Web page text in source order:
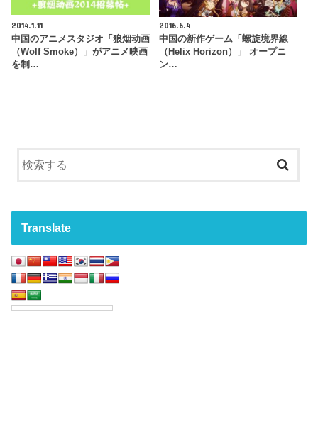
2014.1.11
中国のアニメスタジオ「狼烟动画
（Wolf Smoke）」がアニメ映画
を制…
2016.6.4
中国の新作ゲーム「螺旋境界線
（Helix Horizon）」 オープニ
ン…
Translate